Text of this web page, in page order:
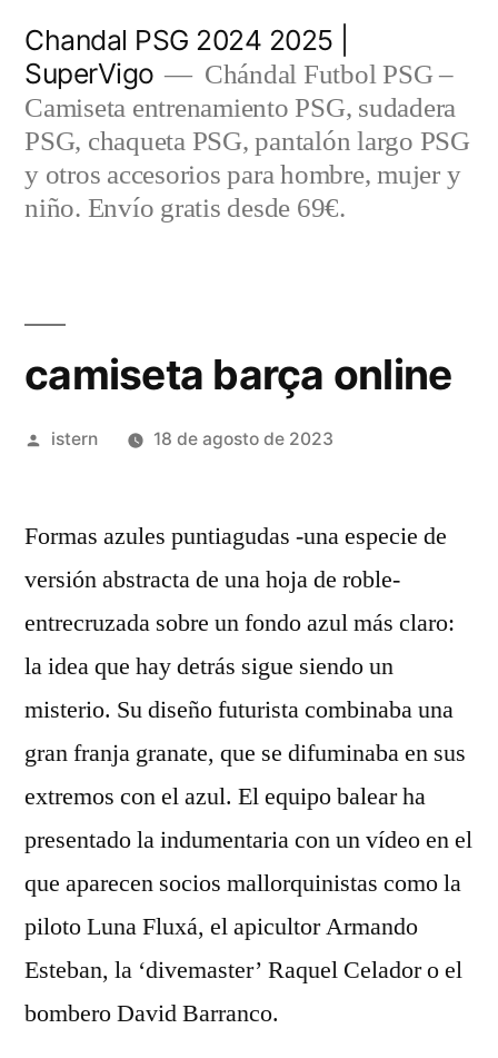
contenido
Chandal PSG 2024 2025 |
SuperVigo
Chándal Futbol PSG –
Camiseta entrenamiento PSG, sudadera
PSG, chaqueta PSG, pantalón largo PSG
y otros accesorios para hombre, mujer y
niño. Envío gratis desde 69€.
camiseta barça online
Publicado
istern 18 de agosto de 2023
Formas azules puntiagudas -una especie de
versión abstracta de una hoja de roble-
entrecruzada sobre un fondo azul más claro:
la idea que hay detrás sigue siendo un
misterio. Su diseño futurista combinaba una
gran franja granate, que se difuminaba en sus
extremos con el azul. El equipo balear ha
presentado la indumentaria con un vídeo en el
que aparecen socios mallorquinistas como la
piloto Luna Fluxá, el apicultor Armando
Esteban, la ‘divemaster’ Raquel Celador o el
bombero David Barranco.